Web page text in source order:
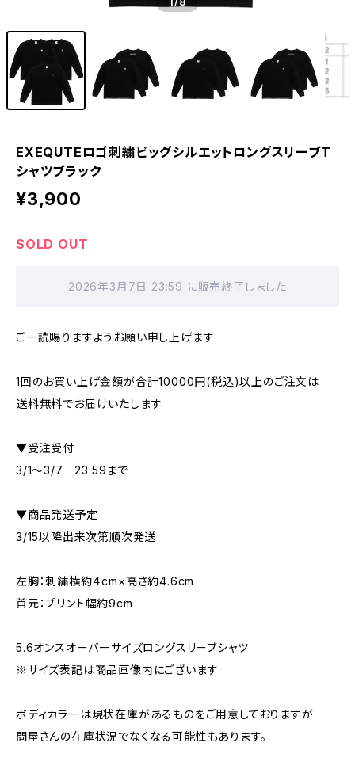
EXEQUTEロゴ刺繍ビッグシルエットロングスリーブT
シャツブラック
¥3,900
SOLD OUT
2026年3月7日 23:59 に販売終了しました
ご一読賜りますようお願い申し上げます
1回のお買い上げ金額が合計10000円(税込)以上のご注文は
送料無料でお届けいたします
▼受注受付
3/1～3/7 23:59まで
▼商品発送予定
3/15以降出来次第順次発送
左胸：刺繍横約４cm×高さ約4.6cm
首元：プリント幅約9cm
5.6オンスオーバーサイズロングスリーブシャツ
※サイズ表記は商品画像内にございます
ボディカラーは現状在庫があるものをご用意しておりますが
問屋さんの在庫状況でなくなる可能性もあります。